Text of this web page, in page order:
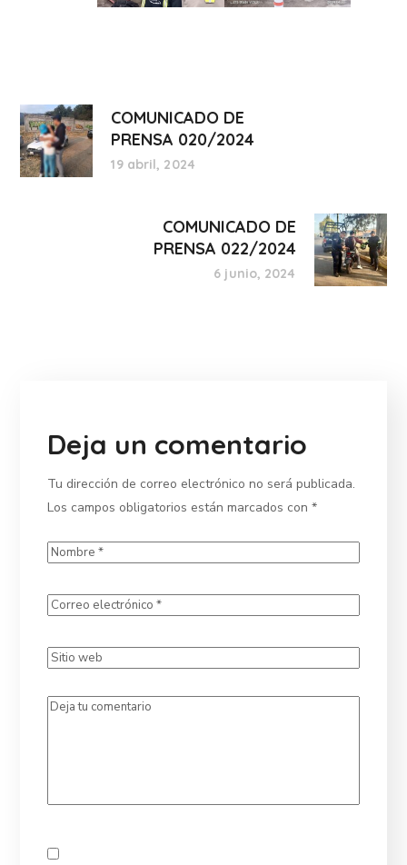
COMUNICADO DE
PRENSA 020/2024
19 abril, 2024
COMUNICADO DE
PRENSA 022/2024
6 junio, 2024
Deja un comentario
Tu dirección de correo electrónico no será publicada.
Los campos obligatorios están marcados con*